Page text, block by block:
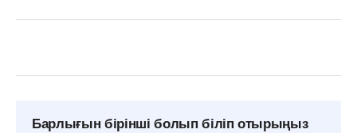
Барлығын бірінші болып біліп отырыңыз